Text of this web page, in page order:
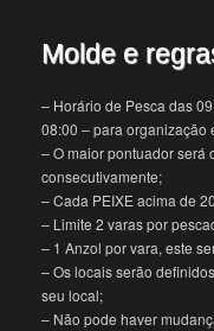
Molde e
– Horário de Pesca das
08:00 – para organização
– O maior pontuador será
consecutivamente;
– Cada PEIXE acima de
– Limite 2 varas por
– 1 Anzol por vara, este
– Os locais serão
seu local;
– Não pode haver